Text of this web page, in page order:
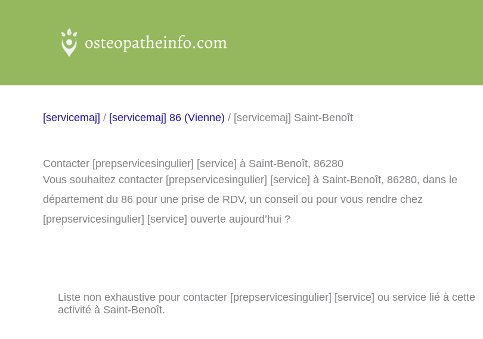
[servicemaj] / [servicemaj] 86 (Vienne) / [servicemaj] Saint-Benoît
Contacter [prepservicesingulier] [service] à Saint-Benoît, 86280
Vous souhaitez contacter [prepservicesingulier] [service] à Saint-Benoît, 86280, dans le
département du 86 pour une prise de RDV, un conseil ou pour vous rendre chez
[prepservicesingulier] [service] ouverte aujourd’hui ?
Liste non exhaustive pour contacter [prepservicesingulier] [service] ou service lié à cette
activité à Saint-Benoît.